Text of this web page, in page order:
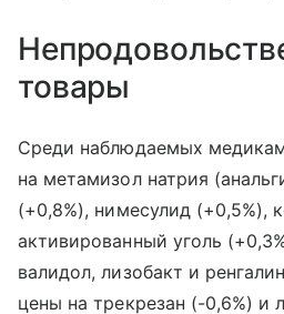
товары
Среди наблюдаемых
на метамизол натрия
(+0,8%), нимесулид (+0,5%),
активированный уголь
валидол, лизобакт и
цены на трекрезан (-0,6%) и